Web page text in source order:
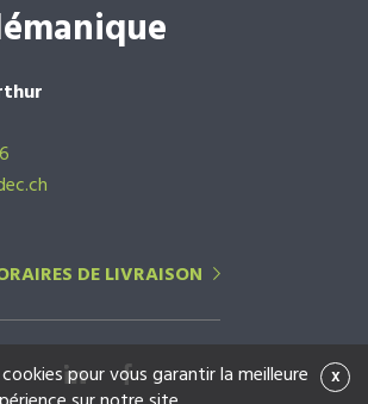
DE LIVRAISON
x
pour vous garantir la meilleure